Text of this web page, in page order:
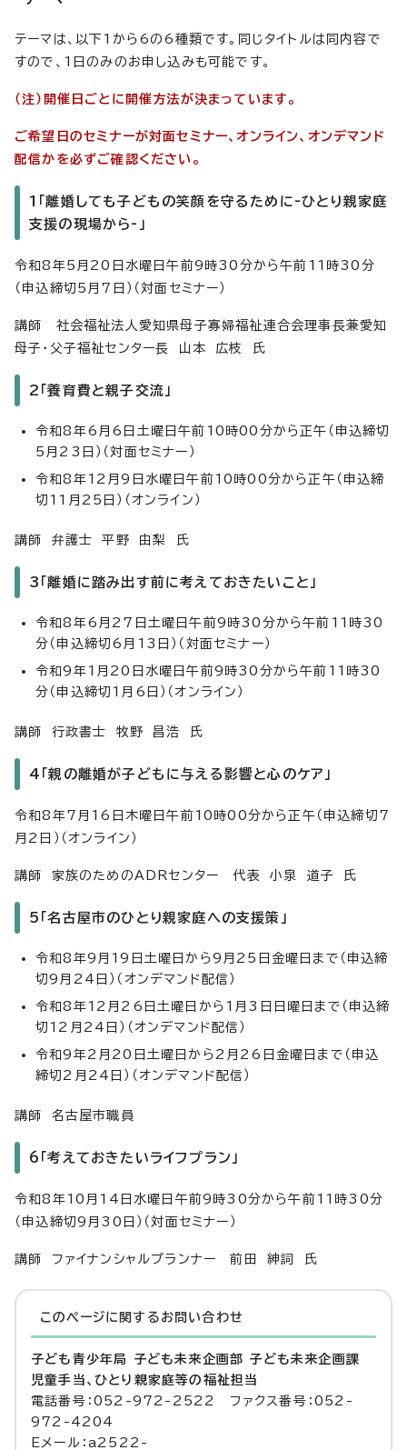
テーマは、以下1から6の6種類です。同じタイトルは同内容で
すので、1日のみのお申し込みも可能です。
（注）開催日ごとに開催方法が決まっています。
ご希望日のセミナーが対面セミナー、オンライン、オンデマンド
配信かを必ずご確認ください。
1「離婚しても子どもの笑顔を守るために-ひとり親家庭
支援の現場から-」
令和8年5月20日水曜日午前9時30分から午前11時30分
（申込締切5月7日）（対面セミナー）
講師 社会福祉法人愛知県母子寡婦福祉連合会理事長兼愛知
母子・父子福祉センター長 山本 広枝 氏
2「養育費と親子交流」
令和8年6月6日土曜日午前10時00分から正午（申込締切
5月23日）（対面セミナー）
令和8年12月9日水曜日午前10時00分から正午（申込締
切11月25日）（オンライン）
講師 弁護士 平野 由梨 氏
3「離婚に踏み出す前に考えておきたいこと」
令和8年6月27日土曜日午前9時30分から午前11時30
分（申込締切6月13日）（対面セミナー）
令和9年1月20日水曜日午前9時30分から午前11時30
分（申込締切1月6日）（オンライン）
講師 行政書士 牧野 昌浩 氏
4「親の離婚が子どもに与える影響と心のケア」
令和8年7月16日木曜日午前10時00分から正午（申込締切7
月2日）（オンライン）
講師 家族のためのADRセンター 代表 小泉 道子 氏
5「名古屋市のひとり親家庭への支援策」
令和8年9月19日土曜日から9月25日金曜日まで（申込締
切9月24日）（オンデマンド配信）
令和8年12月26日土曜日から1月3日日曜日まで（申込締
切12月24日）（オンデマンド配信）
令和9年2月20日土曜日から2月26日金曜日まで（申込
締切2月24日）（オンデマンド配信）
講師 名古屋市職員
6「考えておきたいライフプラン」
令和8年10月14日水曜日午前9時30分から午前11時30分
（申込締切9月30日）（対面セミナー）
講師 ファイナンシャルプランナー 前田 紳詞 氏
このページに関する お問い合わせ
子ども青少年局 子ども未来企画部 子ども未来企画課
児童手当、ひとり親家庭等の福祉担当
電話番号：052-972-2522 ファクス番号：052-
972-4204
Eメール：a2522-